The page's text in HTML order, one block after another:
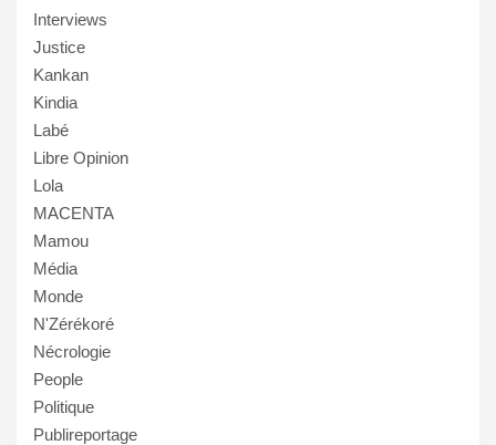
Interviews
Justice
Kankan
Kindia
Labé
Libre Opinion
Lola
MACENTA
Mamou
Média
Monde
N'Zérékoré
Nécrologie
People
Politique
Publireportage